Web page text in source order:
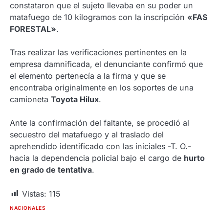
constataron que el sujeto llevaba en su poder un
matafuego de 10 kilogramos con la inscripción «FAS
FORESTAL».
Tras realizar las verificaciones pertinentes en la
empresa damnificada, el denunciante confirmó que
el elemento pertenecía a la firma y que se
encontraba originalmente en los soportes de una
camioneta Toyota Hilux.
Ante la confirmación del faltante, se procedió al
secuestro del matafuego y al traslado del
aprehendido identificado con las iniciales -T. O.-
hacia la dependencia policial bajo el cargo de hurto
en grado de tentativa.
Vistas: 115
NACIONALES